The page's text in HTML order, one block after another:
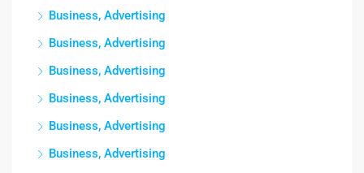
Business, Advertising
Business, Advertising
Business, Advertising
Business, Advertising
Business, Advertising
Business, Advertising